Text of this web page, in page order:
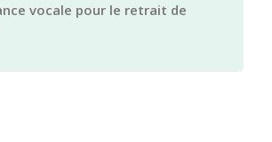
vocale pour le retrait de